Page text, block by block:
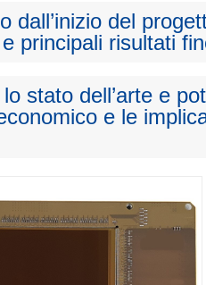
dall’inizio del
principali risultati
stato dell’arte e
e le